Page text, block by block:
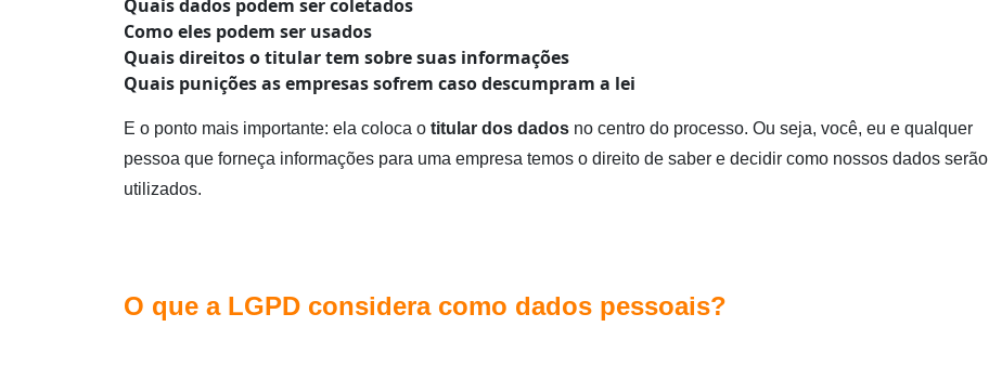
Quais dados podem ser coletados
Como eles podem ser usados
Quais direitos o titular tem sobre suas informações
Quais punições as empresas sofrem caso descumpram a lei
E o ponto mais importante: ela coloca o titular dos dados no centro do processo. Ou seja, você, eu e qualquer
pessoa que forneça informações para uma empresa temos o direito de saber e decidir como nossos dados serão
utilizados.
O que a LGPD considera como dados pessoais?